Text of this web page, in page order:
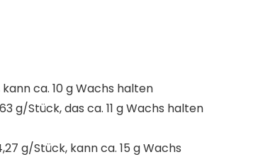
ca. 10 g Wachs halten
g/Stück, das ca. 11 g Wachs halten
g/Stück, kann ca. 15 g Wachs